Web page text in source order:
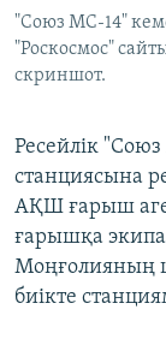
Басқа
"Союз МС-14"
"Роскосмос"
скриншот.
Ресейлік
станциясына
АҚШ ғарыш
ғарышқа
Моңғолияның
биікте